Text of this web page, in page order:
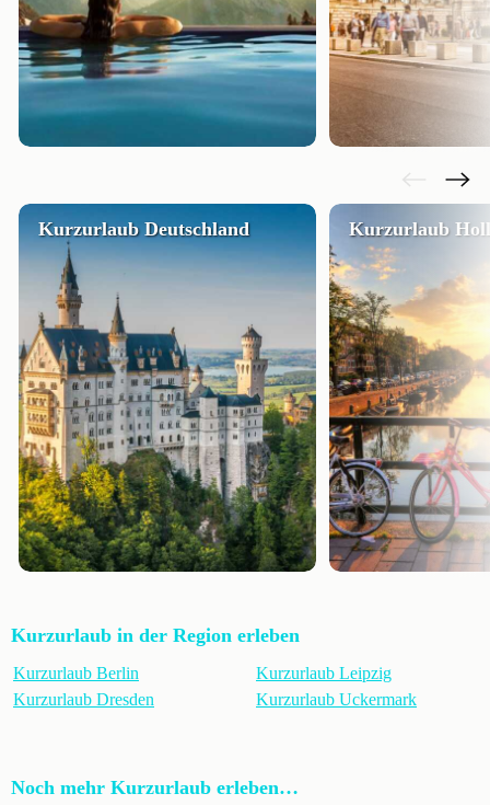
Kurzurlaub Deutschland Kurzurlaub
Kurzurlaub in der Region erleben
Kurzurlaub Berlin
Kurzurlaub Dresden
Kurzurlaub Leipzig
Kurzurlaub Uckermark
Noch mehr Kurzurlaub erleben…